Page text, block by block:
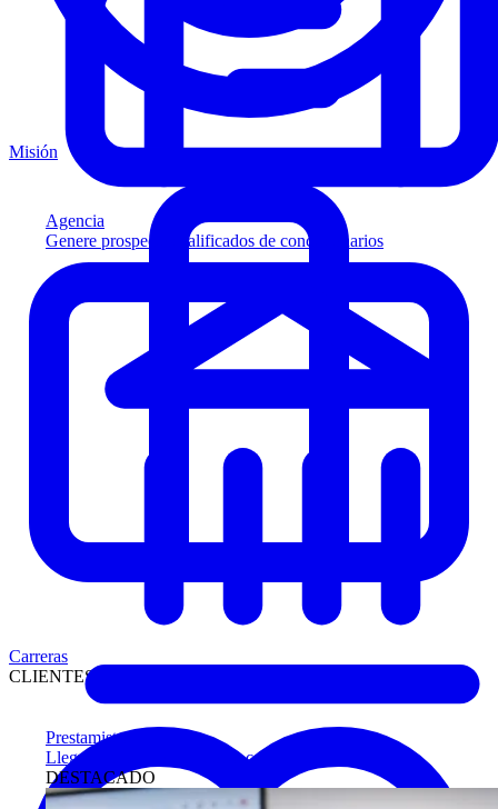
Agencia
Genere prospectos calificados de concesionarios
Prestamistas
Llegue antes a compradores calificados
DESTACADO
Misión
Carreras
CLIENTES